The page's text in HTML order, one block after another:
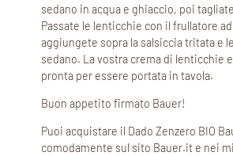
sedano in acqua e ghiaccio, poi
Passate le lenticchie con il frullatore
aggiungete sopra la salsiccia tritata e
sedano. La vostra crema di lenticchie
pronta per essere portata in tavola.
Buon appetito firmato Bauer!
Puoi acquistare il Dado Zenzero BIO
comodamente sul sito Bauer.it e nei